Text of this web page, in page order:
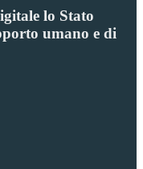
lo Stato
umano e di